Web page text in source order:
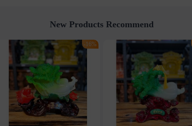
New Products Recommend
-16%